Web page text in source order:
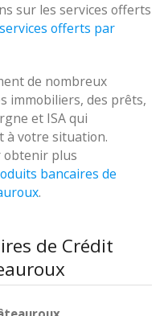
sur les services offerts
services offerts par
de nombreux
immobiliers, des prêts,
et ISA qui
à votre situation.
obtenir plus
bancaires de
.
de Crédit